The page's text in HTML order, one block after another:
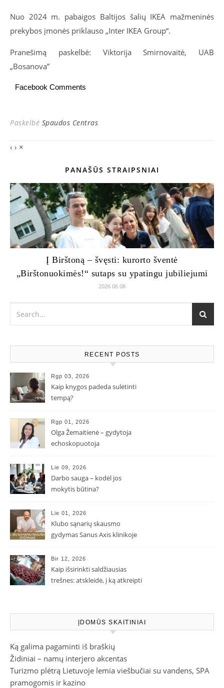
Nuo 2024 m. pabaigos Baltijos šalių IKEA mažmeninės
prekybos įmonės priklauso „Inter IKEA Group“.
Pranešimą paskelbė: Viktorija Smirnovaitė, UAB
„Bosanova”
Facebook Comments
Paskelbė Spaudos Centras
‹ › ×
PANAŠŪS STRAIPSNIAI
Į Birštoną – švęsti: kurorto šventė
„Birštonuokimės!“ sutaps su ypatingu jubiliejumi
2026 06 08
RECENT POSTS
Rgp 03, 2026
Kaip knygos padeda sulėtinti
tempą?
Rgp 01, 2026
Olga Žemaitienė – gydytoja
echoskopuotoja
Lie 09, 2026
Darbo sauga – kodėl jos
mokytis būtina?
Lie 01, 2026
Klubo sąnarių skausmo
gydymas Sanus Axis klinikoje
Bir 12, 2026
Kaip išsirinkti saldžiausias
trešnes: atskleidė, į ką atkreipti
ĮDOMŪS SKAITINIAI
Ką galima pagaminti iš braškių
Židiniai – namų interjero akcentas
Turizmo plėtrą Lietuvoje lemia viešbučiai su vandens, SPA
pramogomis ir kazino